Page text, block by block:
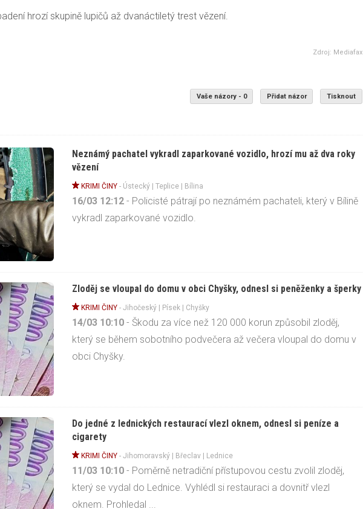
hrozí skupině lupičů až dvanáctiletý trest vězení.
Zdroj: Mediafax
Vaše názory - 0 Přidat názor Tisknout
Neznámý pachatel vykradl zaparkované vozidlo, hrozí mu až dva roky
vězení
KRIMI ČINY - Ústecký |Teplice | Bílina
16/03 12:12 - Policisté pátrají po neznámém pachateli, který v Bílině
vykradl zaparkované vozidlo.
Zloděj se vloupal do domu v obci Chyšky, odnesl si peněženky a šperky
KRIMI ČINY -Jihočeský Písek | Chyšky
14/03 10:10 - Škodu za více než 120 000 korun způsobil zloděj,
který se během sobotního podvečera až večera vloupal do domu v
obci Chyšky.
Do jedné z lednických restaurací vlezl oknem, odnesl si peníze a
cigarety
KRIMI ČINY -Jihomoravský Břeclav | Lednice
11/03 10:10 - Poměrně netradiční přístupovou cestu zvolil zloděj,
který se vydal do Lednice. Vyhlédl si restauraci a dovnitř vlezl
oknem. Prohledal ...